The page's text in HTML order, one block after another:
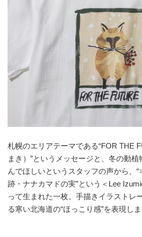
札幌のエリアテーマである“FOR THE
まき）”というメッセージと、冬の動
んでほしいというスタッフの声から、
跡・ナナカマドの実”という＜Lee
って生まれた一枚。手描きイラストレ
る寒い北海道の“ほっこり感”を表現しま